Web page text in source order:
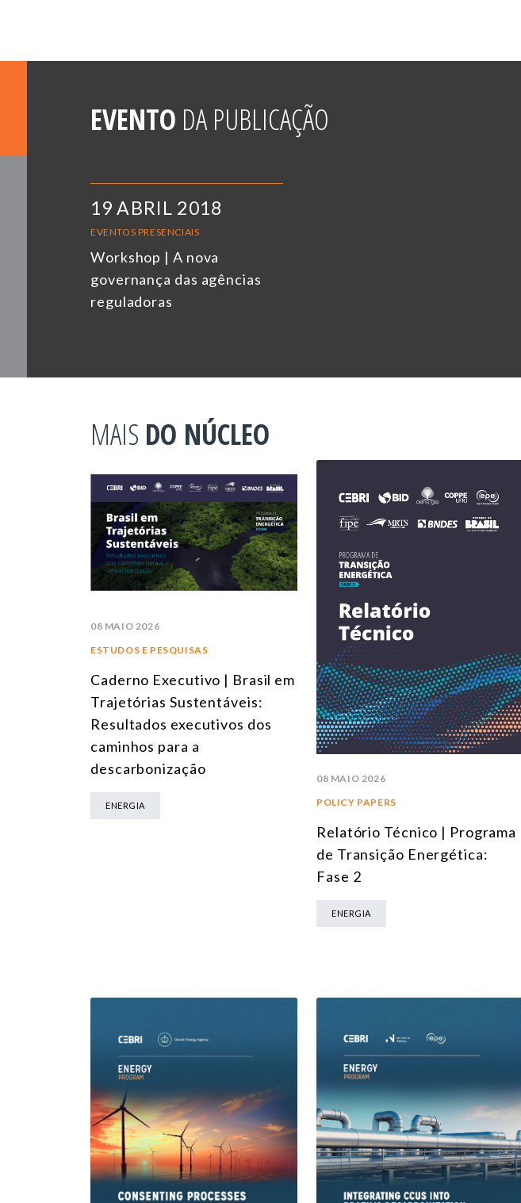
EVENTO DA PUBLICAÇÃO
19 ABRIL 2018
EVENTOS PRESENCIAIS
Workshop | A nova
governança das agências
reguladoras
MAIS DO NÚCLEO
08 MAIO 2026
ESTUDOS E PESQUISAS
Caderno Executivo | Brasil em
Trajetórias Sustentáveis:
Resultados executivos dos
caminhos para a
descarbonização
ENERGIA
08 MAIO 2026
POLICY PAPERS
Relatório Técnico | Programa
de Transição Energética:
Fase 2
ENERGIA